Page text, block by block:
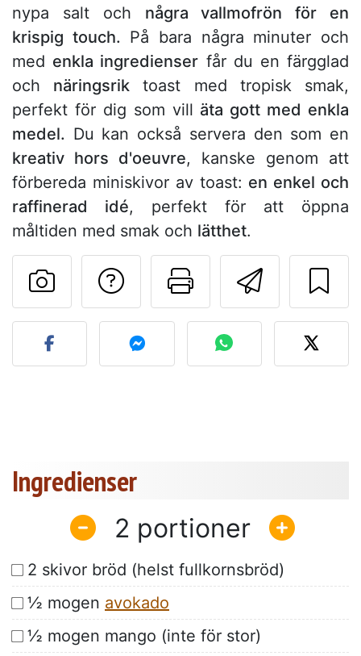
nypa salt och några vallmofrön för en
krispig touch. På bara några minuter och
med enkla ingredienser får du en färgglad
och näringsrik toast med tropisk smak,
perfekt för dig som vill äta gott med enkla
medel. Du kan också servera den som en
kreativ hors d'oeuvre, kanske genom att
förbereda miniskivor av toast: en enkel och
raffinerad idé, perfekt för att öppna
måltiden med smak och lätthet.
Skriv ut
Ställa en fråga till
Lägg upp ditt foto av
Ingredienser
2
2 skivor bröd (helst fullkornsbröd)
½ mogen avokado
½ mogen mango (inte för stor)